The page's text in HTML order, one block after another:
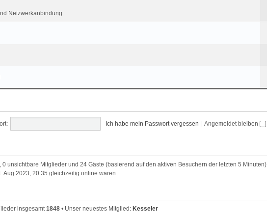
Netzwerkanbindung
Ich habe mein Passwort vergessen | Angemeldet bleiben
unsichtbare Mitglieder und 24 Gäste (basierend auf den aktiven Besuchern der letzten 5 Minuten)
Aug 2023, 20:35 gleichzeitig online waren.
insgesamt1848• Unser neuestes Mitglied: Kesseler